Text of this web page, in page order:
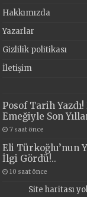
Hakkımızda
Yazarlar
Gizlilik politikası
İletişim
Posof Tarih
Emeğiyle Son
7 saat önce
Eli Türkoğlu’nun
İlgi Gördü!..
10 saat önce
Site haritası